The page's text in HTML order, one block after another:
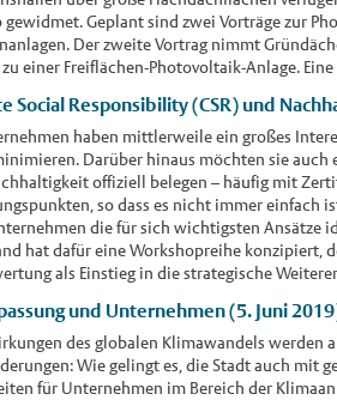
gewidmet. Geplant sind zwei Vorträge zur
Der zweite Vortrag nimmt
zu einer Freiflächen-Photovoltaik-Anlage.
Social Responsibility (CSR) und
haben mittlerweile ein großes
Darüber hinaus möchten sie auch
offiziell belegen – häufig mit
so dass es nicht immer einfach
die für sich wichtigsten Ansätze
hat dafür eine Workshopreihe konzipiert,
als Einstieg in die strategische
und Unternehmen (5. Juni
des globalen Klimawandels werden
Wie gelingt es, die Stadt auch mit
für Unternehmen im Bereich der